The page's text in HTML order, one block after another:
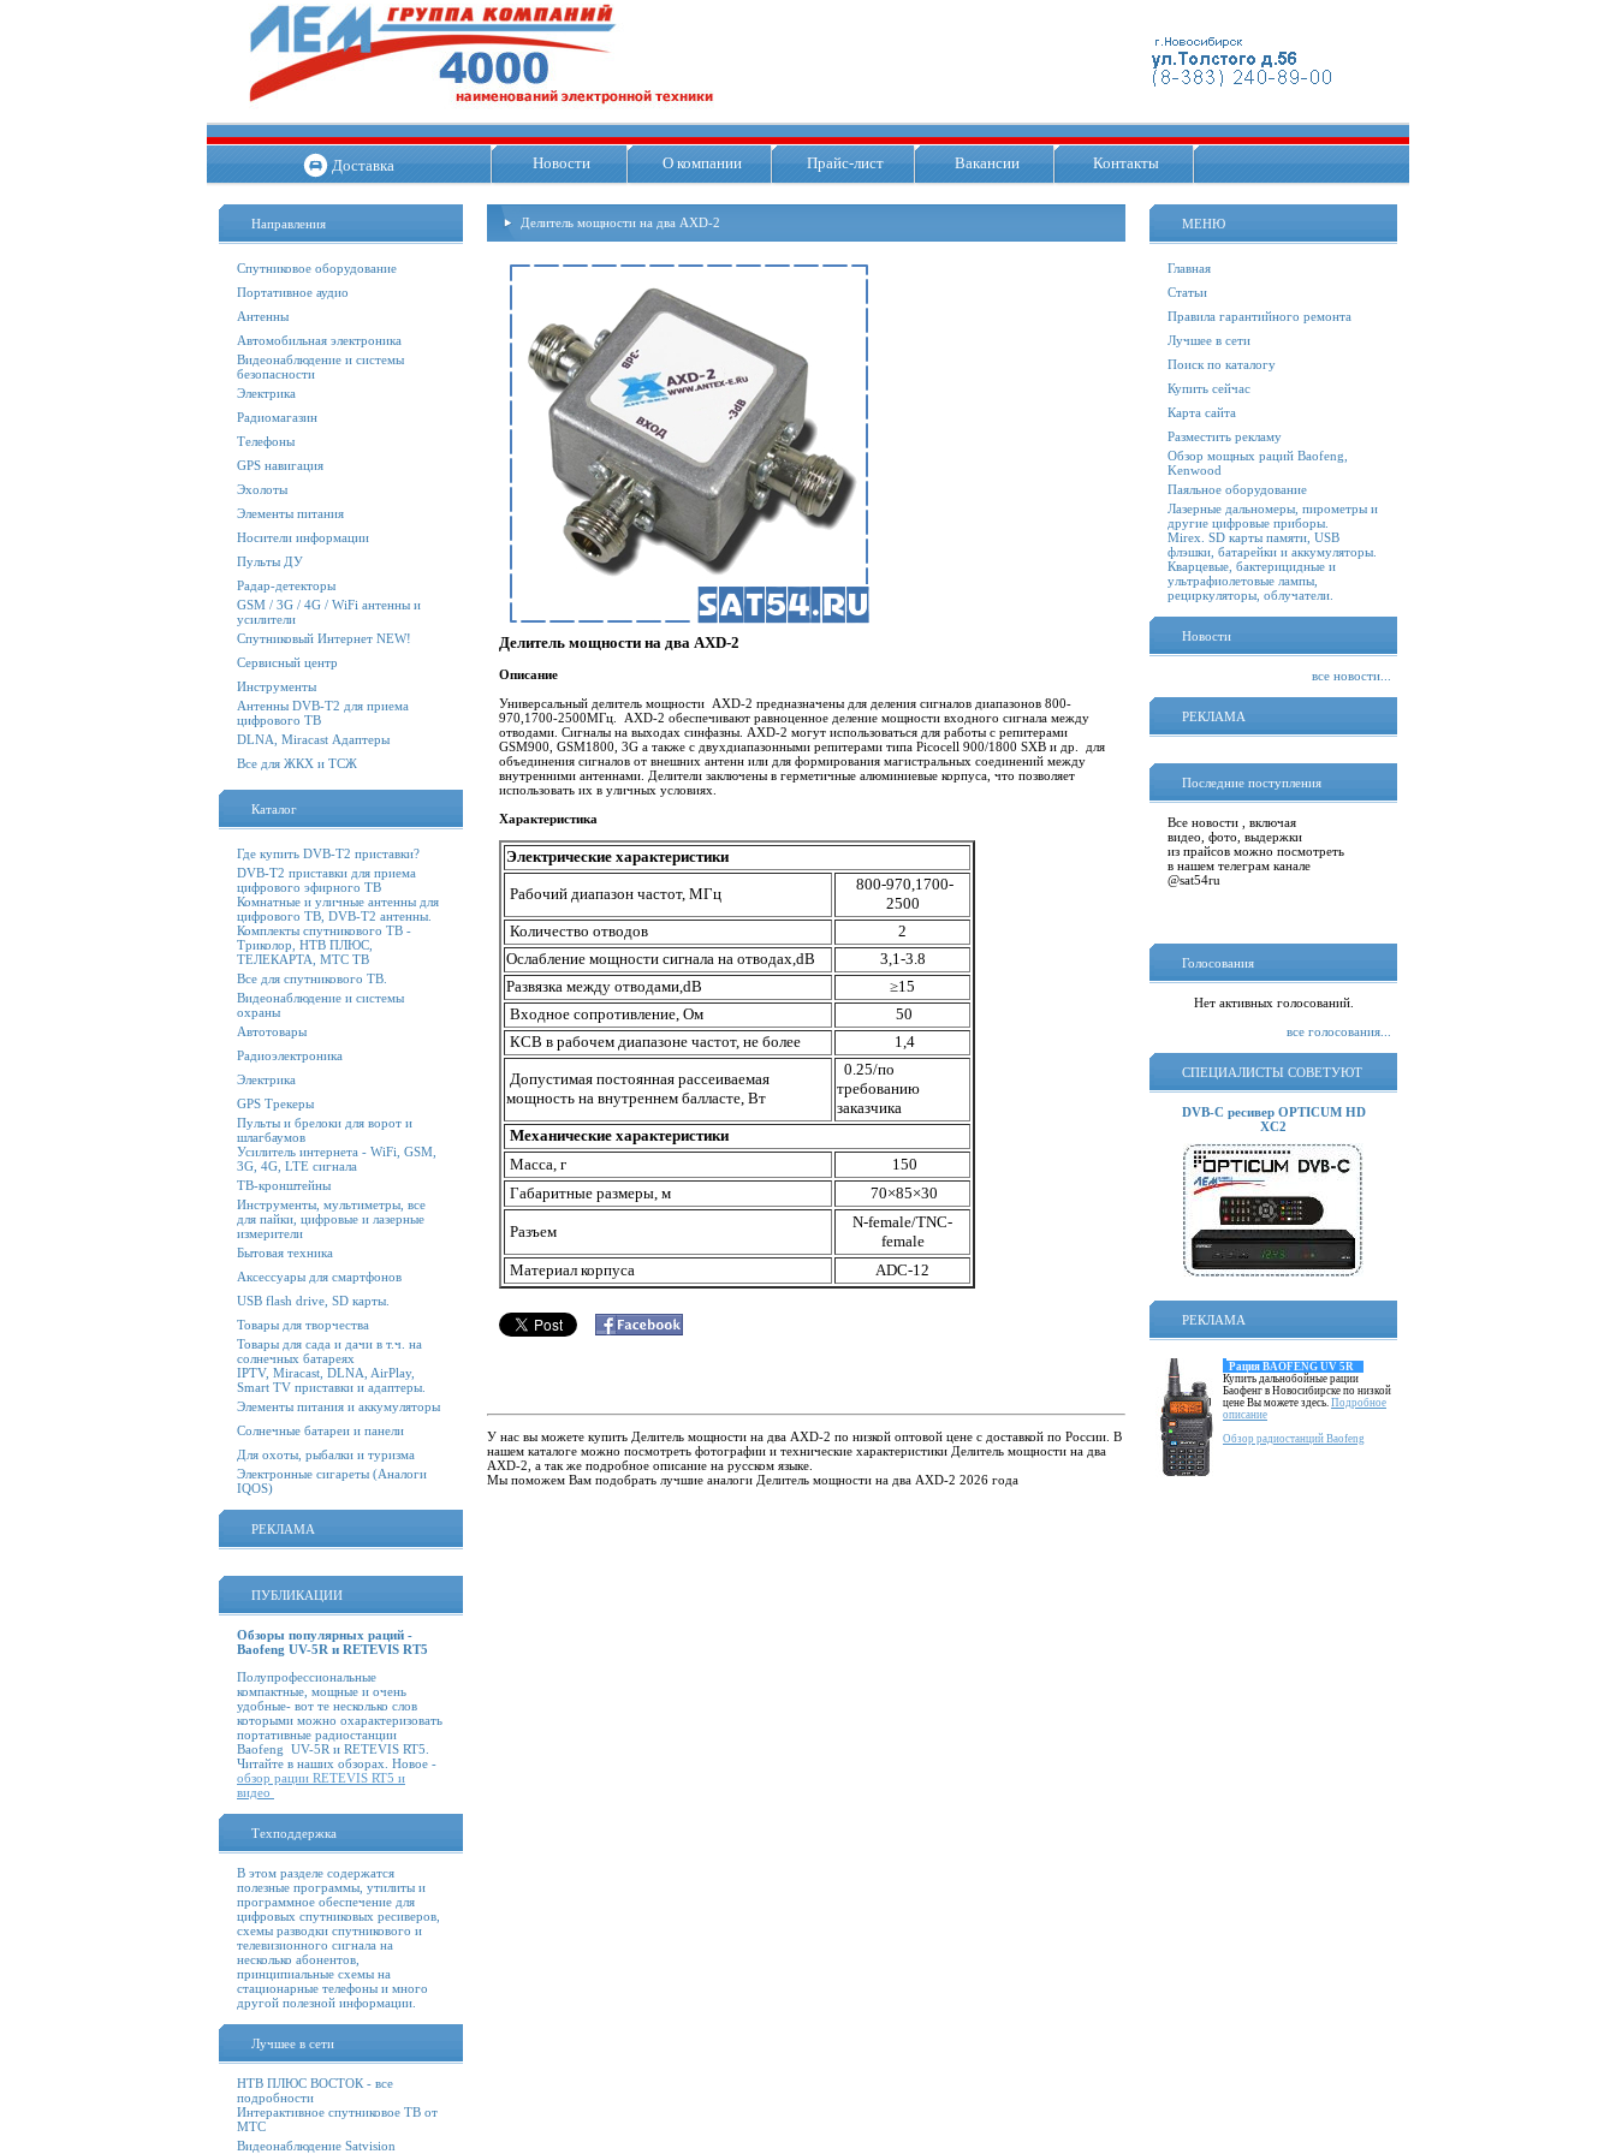
Доставка Новости О компании Прайс-лист Вакансии Контакты
Направления
Спутниковое оборудование
Портативное аудио
Антенны
Автомобильная электроника
Видеонаблюдение и системы
безопасности
Электрика
Радиомагазин
Телефоны
GPS навигация
Эхолоты
Элементы питания
Носители информации
Пульты ДУ
Радар-детекторы
GSM / 3G / 4G / WiFi антенны и
усилители
Спутниковый Интернет NEW!
Сервисный центр
Инструменты
Антенны DVB-T2 для приема
цифрового ТВ
DLNA, Miracast Адаптеры
Все для ЖКХ и ТСЖ
Каталог
Где купить DVB-T2 приставки?
DVB-T2 приставки для приема
цифрового эфирного ТВ
Комнатные и уличные антенны для
цифрового ТВ, DVB-T2 антенны.
Комплекты спутникового ТВ -
Триколор, НТВ ПЛЮС,
ТЕЛЕКАРТА, МТС ТВ
Все для спутникового ТВ.
Видеонаблюдение и системы
охраны
Автотовары
Радиоэлектроника
Электрика
GPS Трекеры
Пульты и брелоки для ворот и
шлагбаумов
Усилитель интернета - WiFi, GSM,
3G, 4G, LTE сигнала
ТВ-кронштейны
Инструменты, мультиметры, все
для пайки, цифровые и лазерные
измерители
Бытовая техника
Аксессуары для смартфонов
USB flash drive, SD карты.
Товары для творчества
Товары для сада и дачи в т.ч. на
солнечных батареях
IPTV, Miracast, DLNA, AirPlay,
Smart TV приставки и адаптеры.
Элементы питания и аккумуляторы
Солнечные батареи и панели
Для охоты, рыбалки и туризма
Электронные сигареты (Аналоги
IQOS)
РЕКЛАМА
ПУБЛИКАЦИИ
Обзоры популярных раций -
Baofeng UV-5R и RETEVIS RT5
Полупрофессиональные
компактные, мощные и очень
удобные- вот те несколько слов
которыми можно охарактеризовать
портативные радиостанции
Baofeng UV-5R и RETEVIS RT5.
Читайте в наших обзорах. Новое -
обзор рации RETEVIS RT5 и
видео
Техподдержка
В этом разделе содержатся
полезные программы, утилиты и
программное обеспечение для
цифровых спутниковых ресиверов,
схемы разводки спутникового и
телевизионного сигнала на
несколько абонентов,
принципиальные схемы на
стационарные телефоны и много
другой полезной информации.
Лучшее в сети
НТВ ПЛЮС ВОСТОК - все
подробности
Интерактивное спутниковое ТВ от
МТС
Видеонаблюдение Satvision
Делитель мощности на два AXD-2
Делитель мощности на два AXD-2
Описание
Универсальный делитель мощности АXD-2 предназначены для деления сигналов диапазонов 800-
970,1700-2500МГц. АXD-2 обеспечивают равноценное деление мощности входного сигнала между
отводами. Сигналы на выходах синфазны. АXD-2 могут использоваться для работы с репитерами
GSM900, GSM1800, 3G а также с двухдиапазонными репитерами типа Picocell 900/1800 SXB и др. для
объединения сигналов от внешних антенн или для формирования магистральных соединений между
внутренними антеннами. Делители заключены в герметичные алюминиевые корпуса, что позволяет
использовать их в уличных условиях.
Характеристика
Электрические характеристики
Рабочий диапазон частот, МГц
800-970,1700-
2500
Количество отводов
2
Ослабление мощности сигнала на отводах,dB
3,1-3.8
Развязка между отводами,dB
≥15
Входное сопротивление, Ом
50
КСВ в рабочем диапазоне частот, не более
1,4
Допустимая постоянная рассеиваемая
мощность на внутреннем балласте, Вт
0.25/по
требованию
заказчика
Механические характеристики
Масса, г
150
Габаритные размеры, м
70×85×30
Разъем
N-female/TNC-
female
Материал корпуса
ADC-12
У нас вы можете купить Делитель мощности на два AXD-2 по низкой оптовой цене с доставкой по России. В
нашем каталоге можно посмотреть фотографии и технические характеристики Делитель мощности на два
AXD-2, а так же подробное описание на русском языке.
Мы поможем Вам подобрать лучшие аналоги Делитель мощности на два AXD-2 2026 года
МЕНЮ
Главная
Статьи
Правила гарантийного ремонта
Лучшее в сети
Поиск по каталогу
Купить сейчас
Карта сайта
Разместить рекламу
Обзор мощных раций Baofeng,
Kenwood
Паяльное оборудование
Лазерные дальномеры, пирометры и
другие цифровые приборы.
Mirex. SD карты памяти, USB
флэшки, батарейки и аккумуляторы.
Кварцевые, бактерицидные и
ультрафиолетовые лампы,
рециркуляторы, облучатели.
Новости
все новости...
РЕКЛАМА
Последние поступления
Все новости , включая
видео, фото, выдержки
из прайсов можно посмотреть
в нашем телеграм канале
@sat54ru
Голосования
Нет активных голосований.
все голосования...
СПЕЦИАЛИСТЫ СОВЕТУЮТ
DVB-C ресивер OPTICUM HD
XC2
РЕКЛАМА
Рация BAOFENG UV 5R
Купить дальнобойные рации
Баофенг в Новосибирске по низкой
цене Вы можете здесь. Подробное
описание
Обзор радиостанций Baofeng